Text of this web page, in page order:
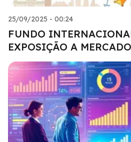
25/09/2025 - 00:24
FUNDO
EXPOSIÇÃO A